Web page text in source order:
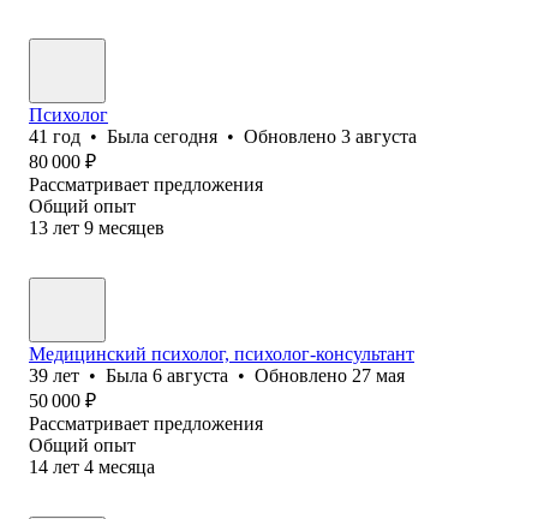
Психолог
41 год • Была сегодня • Обновлено 3 августа
80 000 ₽
Рассматривает предложения
Общий опыт
13 лет 9 месяцев
Медицинский психолог, психолог-консультант
39 лет • Была 6 августа • Обновлено 27 мая
50 000 ₽
Рассматривает предложения
Общий опыт
14 лет 4 месяца